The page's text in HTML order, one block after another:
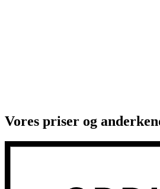
Vores priser og